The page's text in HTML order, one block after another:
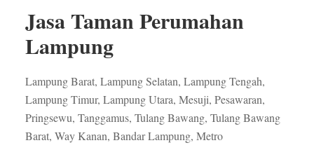
Jasa Taman Perumahan
Lampung
Lampung Barat, Lampung Selatan, Lampung Tengah,
Lampung Timur, Lampung Utara, Mesuji, Pesawaran,
Pringsewu, Tanggamus, Tulang Bawang, Tulang Bawang
Barat, Way Kanan, Bandar Lampung, Metro